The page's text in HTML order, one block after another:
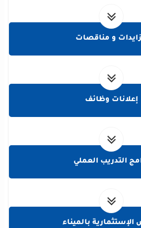
و مناقصات
إعلانات وظائف
التدريب العملي
الإستثمارية بالميناء